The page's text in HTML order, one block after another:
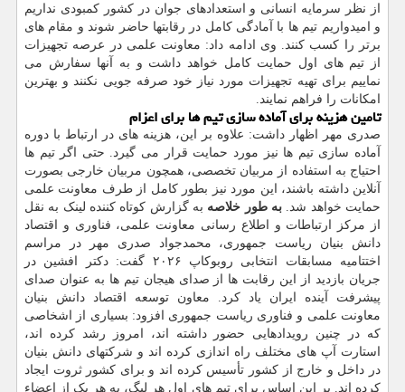
از نظر سرمایه انسانی و استعدادهای جوان در کشور کمبودی نداریم
و امیدواریم تیم ها با آمادگی کامل در رقابتها حاضر شوند و مقام های
برتر را کسب کنند. وی ادامه داد: معاونت علمی در عرصه تجهیزات
از تیم های اول حمایت کامل خواهد داشت و به آنها سفارش می
نماییم برای تهیه تجهیزات مورد نیاز خود صرفه جویی نکنند و بهترین
امکانات را فراهم نمایند.
تامین هزینه برای آماده سازی تیم ها برای اعزام
صدری مهر اظهار داشت: علاوه بر این، هزینه های در ارتباط با دوره
آماده سازی تیم ها نیز مورد حمایت قرار می گیرد. حتی اگر تیم ها
احتیاج به استفاده از مربیان تخصصی، همچون مربیان خارجی بصورت
آنلاین داشته باشند، این مورد نیز بطور کامل از طرف معاونت علمی
حمایت خواهد شد. به طور خلاصه به گزارش کوتاه کننده لینک به نقل
از مرکز ارتباطات و اطلاع رسانی معاونت علمی، فناوری و اقتصاد
دانش بنیان ریاست جمهوری، محمدجواد صدری مهر در مراسم
اختتامیه مسابقات انتخابی روبوکاپ ۲۰۲۶ گفت: دکتر افشین در
جریان بازدید از این رقابت ها از صدای هیجان تیم ها به عنوان صدای
پیشرفت آینده ایران یاد کرد. معاون توسعه اقتصاد دانش بنیان
معاونت علمی و فناوری ریاست جمهوری افزود: بسیاری از اشخاصی
که در چنین رویدادهایی حضور داشته اند، امروز رشد کرده اند،
استارت آپ های مختلف راه اندازی کرده اند و شرکتهای دانش بنیان
در داخل و خارج از کشور تأسیس کرده اند و برای کشور ثروت ایجاد
کرده اند. بر این اساس برای تیم های اول هر لیگ، به هر یک از اعضاء